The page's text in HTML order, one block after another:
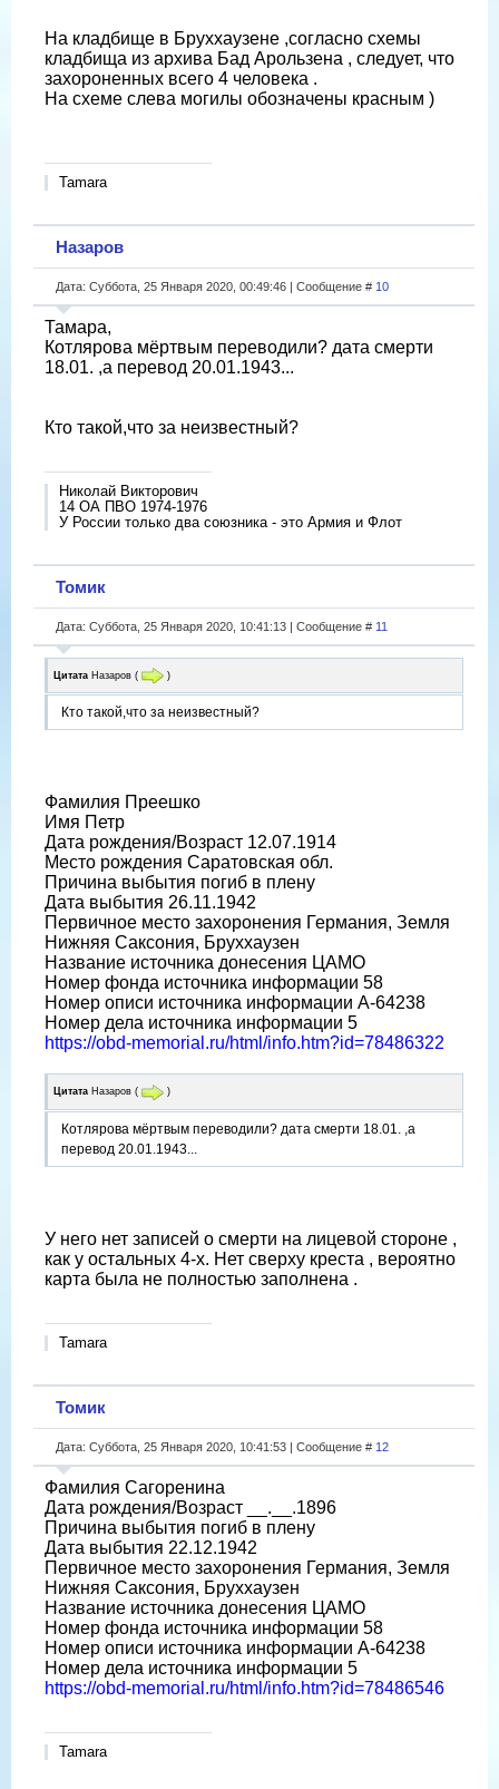
На кладбище в Бруххаузене ,согласно схемы
кладбища из архива Бад Арользена , следует, что
захороненных всего 4 человека .
На схеме слева могилы обозначены красным )
Tamara
Назаров
Дата: Суббота, 25 Января 2020, 00:49:46 | Сообщение # 10
Тамара,
Котлярова мёртвым переводили? дата смерти
18.01. ,а перевод 20.01.1943...
Кто такой,что за неизвестный?
Николай Викторович
14 ОА ПВО 1974-1976
У России только два союзника - это Армия и Флот
Томик
Дата: Суббота, 25 Января 2020, 10:41:13 | Сообщение # 11
Цитата Назаров ( )
Кто такой,что за неизвестный?
Фамилия Преешко
Имя Петр
Дата рождения/Возраст 12.07.1914
Место рождения Саратовская обл.
Причина выбытия погиб в плену
Дата выбытия 26.11.1942
Первичное место захоронения Германия, Земля
Нижняя Саксония, Бруххаузен
Название источника донесения ЦАМО
Номер фонда источника информации 58
Номер описи источника информации A-64238
Номер дела источника информации 5
https://obd-memorial.ru/html/info.htm?id=78486322
Цитата Назаров ( )
Котлярова мёртвым переводили? дата смерти 18.01. ,а
перевод 20.01.1943...
У него нет записей о смерти на лицевой стороне ,
как у остальных 4-х. Нет сверху креста , вероятно
карта была не полностью заполнена .
Tamara
Томик
Дата: Суббота, 25 Января 2020, 10:41:53 | Сообщение # 12
Фамилия Сагоренина
Дата рождения/Возраст __.__.1896
Причина выбытия погиб в плену
Дата выбытия 22.12.1942
Первичное место захоронения Германия, Земля
Нижняя Саксония, Бруххаузен
Название источника донесения ЦАМО
Номер фонда источника информации 58
Номер описи источника информации A-64238
Номер дела источника информации 5
https://obd-memorial.ru/html/info.htm?id=78486546
Tamara